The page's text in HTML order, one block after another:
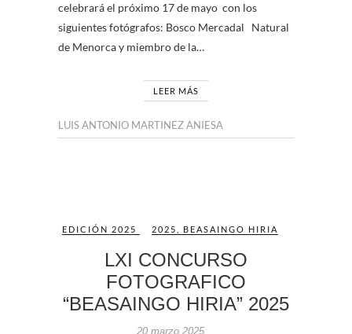
celebrará el próximo 17 de mayo con los
siguientes fotógrafos: Bosco Mercadal Natural
de Menorca y miembro de la…
LEER MÁS
LUIS ANTONIO MARTINEZ ANIESA
EDICIÓN 2025 2025 BEASAINGO HIRIA
LXI CONCURSO
FOTOGRAFICO
“BEASAINGO HIRIA” 2025
20 marzo 2025